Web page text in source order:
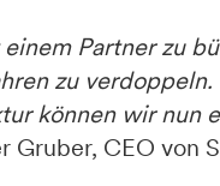
Partner zu
zu
können wir nun
Gruber, CEO von